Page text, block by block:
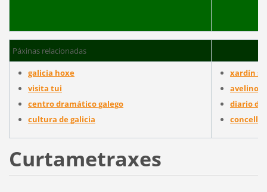
Páxinas relacionadas
galicia hoxe
visita tui
centro dramático galego
cultura de galicia
xardín
avelino
diario de
concello
Curtametraxes